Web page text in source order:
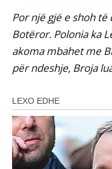
Por një gjë e shoh
Botëror. Polonia ka
akoma mbahet me
për ndeshje, Broja